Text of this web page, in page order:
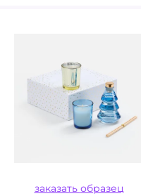
заказать образец